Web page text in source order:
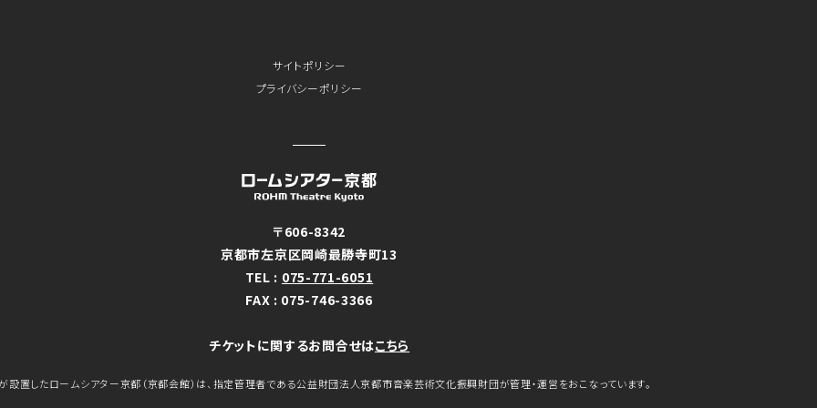
サイトポリシー
プライバシーポリシー
〒606-8342
京都市左京区岡崎最勝寺町13
TEL : 075-771-6051
FAX : 075-746-3366
チケットに関するお問合せはこちら
設置したロームシアター京都（京都会館）は、指定管理者である公益財団法人京都市音楽芸術文化振興財団が管理・運営をおこなっています。